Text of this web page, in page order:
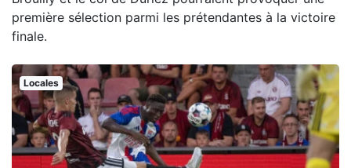
première sélection parmi les prétendantes à la victoire
finale.
Locales